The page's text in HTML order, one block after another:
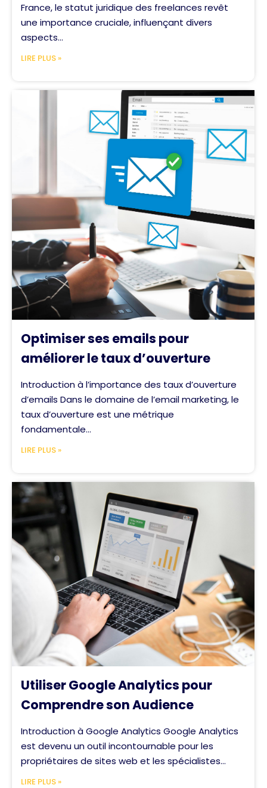
France, le statut juridique des freelances revêt
une importance cruciale, influençant divers
aspects...
LIRE PLUS »
Optimiser ses emails pour
améliorer le taux d’ouverture
Introduction à l’importance des taux d’ouverture
d’emails Dans le domaine de l’email marketing, le
taux d’ouverture est une métrique
fondamentale...
LIRE PLUS »
Utiliser Google Analytics pour
Comprendre son Audience
Introduction à Google Analytics Google Analytics
est devenu un outil incontournable pour les
propriétaires de sites web et les spécialistes...
LIRE PLUS »